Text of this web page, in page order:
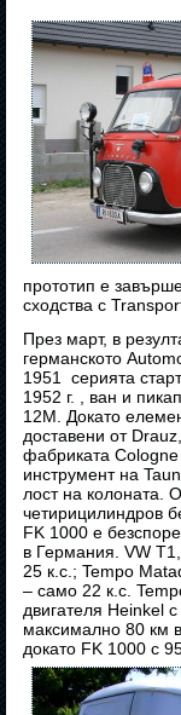
прототип е
сходства с
През март, в
германското
1951 серията
1952 г. , ван и
12M. Докато
доставени от
фабриката
инструмент на
лост на колоната.
четирицилиндров
FK 1000 е
в Германия. VW
25 к.с.; Tempo
– само 22 к.с.
двигателя Heinkel
максимално 80 км
докато FK 1000 с